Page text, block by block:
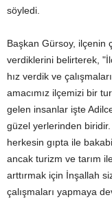
söyledi.
Başkan Gürsoy, ilçenin
verdiklerini belirterek,
hız verdik ve
amacımız ilçemizi bir
gelen insanlar işte
güzel yerlerinden
herkesin gıpta ile
ancak turizm ve tarım
arttırmak için İnşallah
çalışmaları yapmaya